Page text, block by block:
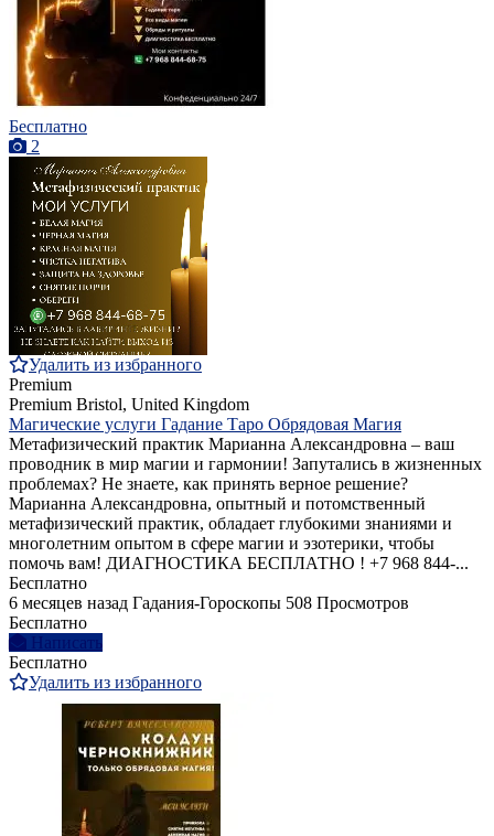
Бесплатно
2
Удалить из избранного
Premium
Premium Bristol, United Kingdom
Магические услуги Гадание Таро Обрядовая Магия
Метафизический практик Марианна Александровна – ваш
проводник в мир магии и гармонии! Запутались в жизненных
проблемах? Не знаете, как принять верное решение?
Марианна Александровна, опытный и потомственный
метафизический практик, обладает глубокими знаниями и
многолетним опытом в сфере магии и эзотерики, чтобы
помочь вам! ДИАГНОСТИКА БЕСПЛАТНО ! +7 968 844‑...
Бесплатно
6 месяцев назад Гадания-Гороскопы 508 Просмотров
Бесплатно
Написать
Бесплатно
Удалить из избранного